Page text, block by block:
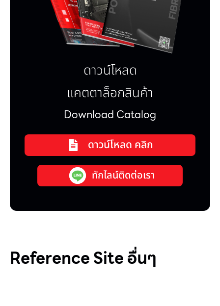
ดาวน์โหลด
แคตตาล็อกสินค้า
Download Catalog
ดาวน์โหลด คลิก
ทักไลน์ติดต่อเรา
Reference Site อื่นๆ